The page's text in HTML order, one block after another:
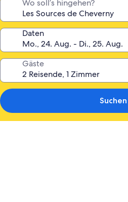
Wo soll’s hingehen?
Daten
Gäste
Suchen